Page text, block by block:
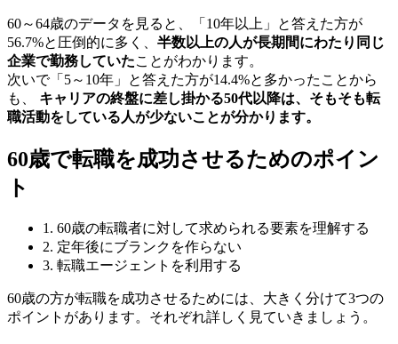
60～64歳のデータを見ると、「10年以上」と答えた方が
56.7%と圧倒的に多く、 半数以上の人が長期間にわたり同じ
企業で勤務していたことがわかります。
次いで「5～10年」と答えた方が14.4%と多かったことから
も、
キャリアの終盤に差し掛かる50代以降は、そもそも転
職活動をしている人が少ないことが分かります。
60歳で転職を成功させるためのポイン
ト
1. 60歳の転職者に対して求められる要素を理解する
2. 定年後にブランクを作らない
3. 転職エージェントを利用する
60歳の方が転職を成功させるためには、大きく分けて3つの
ポイントがあります。それぞれ詳しく見ていきましょう。